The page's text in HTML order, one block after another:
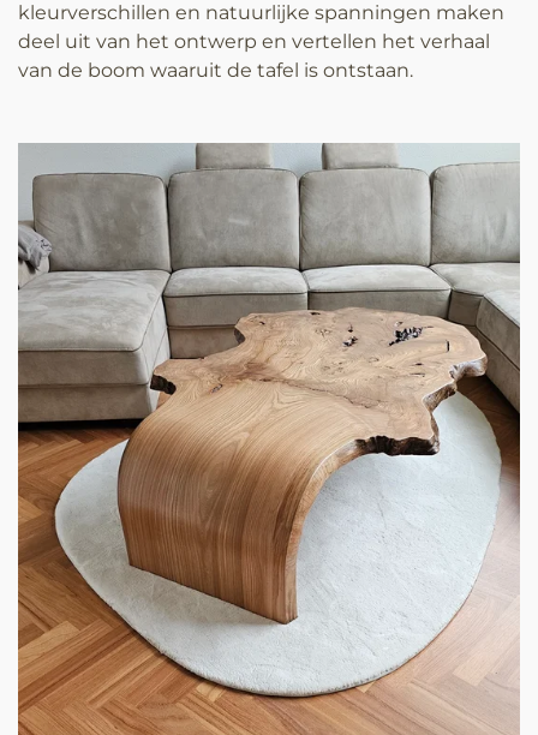
kleurverschillen en natuurlijke spanningen maken
deel uit van het ontwerp en vertellen het verhaal
van de boom waaruit de tafel is ontstaan.